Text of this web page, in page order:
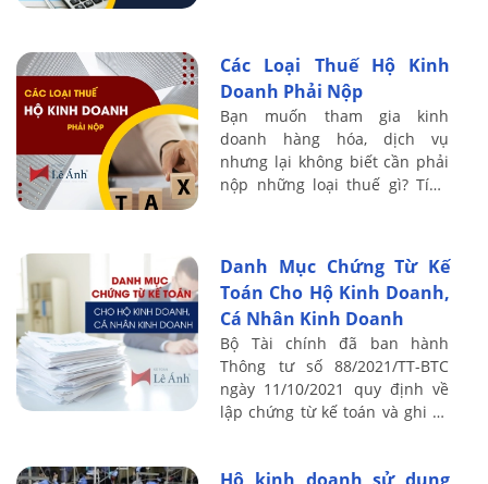
Các Loại Thuế Hộ Kinh
Doanh Phải Nộp
Bạn muốn tham gia kinh
doanh hàng hóa, dịch vụ
nhưng lại không biết cần phải
nộp những loại thuế gì? Tính
Danh Mục Chứng Từ Kế
Toán Cho Hộ Kinh Doanh,
Cá Nhân Kinh Doanh
Bộ Tài chính đã ban hành
Thông tư số 88/2021/TT-BTC
ngày 11/10/2021 quy định về
lập chứng từ kế toán và ghi sổ
những thay đổi lớn ...
Hộ kinh doanh sử dụng